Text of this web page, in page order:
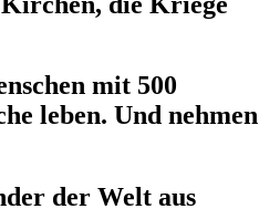
mit 500
leben. Und nehmen
der Welt aus